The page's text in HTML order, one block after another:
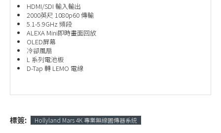
HDMI/SDI 輸入輸出
2000英尺 1080p60 傳輸
5.1-5.9GHz 頻段
ALEXA Mini即時畫面回放
OLED屏幕
冷卻風扇
L 系列電池板
D-Tap 轉 LEMO 電線
標簽: Hollyland Mars 4K 專業無線圖傳器系統